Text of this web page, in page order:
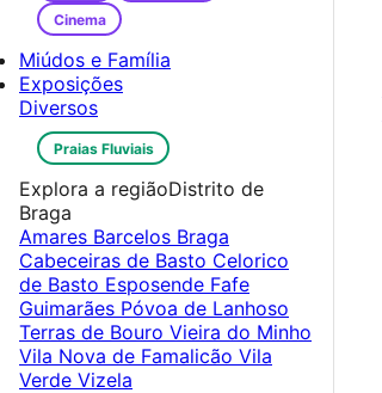
Cinema
Miúdos e Família
Exposições
Diversos
Praias Fluviais
Explora a regiãoDistrito de
Braga
Amares Barcelos Braga
Cabeceiras de Basto Celorico
de Basto Esposende Fafe
Guimarães Póvoa de Lanhoso
Terras de Bouro Vieira do Minho
Vila Nova de Famalicão Vila
Verde Vizela